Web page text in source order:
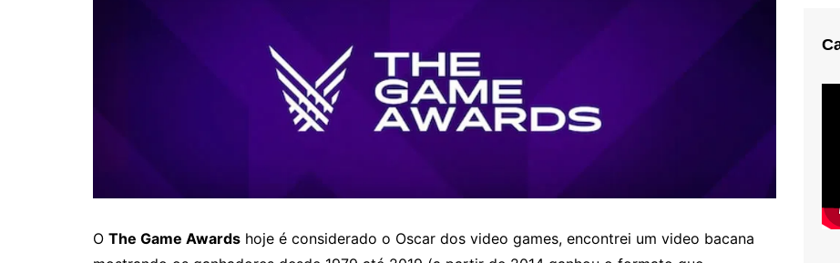
O The Game Awards hoje é considerado o Oscar dos video games, encontrei um video bacana